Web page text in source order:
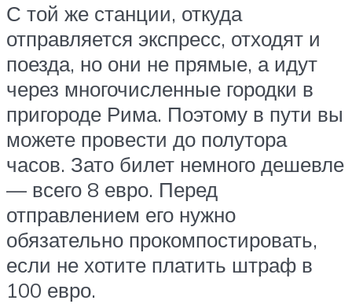
С той же станции, откуда
отправляется экспресс, отходят и
поезда, но они не прямые, а идут
через многочисленные городки в
пригороде Рима. Поэтому в пути вы
можете провести до полутора
часов. Зато билет немного дешевле
— всего 8 евро. Перед
отправлением его нужно
обязательно прокомпостировать,
если не хотите платить штраф в
100 евро.